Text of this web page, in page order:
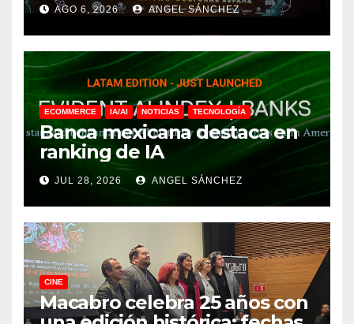
AGO 6, 2026 ANGEL SÁNCHEZ
ECOMMERCE IA/AI NOTICIAS TECNOLOGÍA
Banca mexicana destaca en
ranking de IA
JUL 28, 2026 ANGEL SÁNCHEZ
CINE
Macabro celebra 25 años con